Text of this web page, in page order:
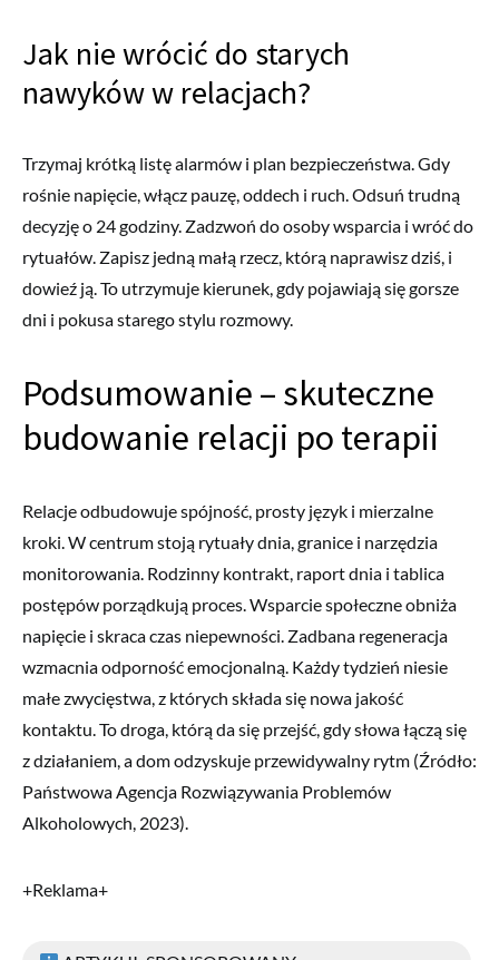
Jak nie wrócić do starych
nawyków w relacjach?
Trzymaj krótką listę alarmów i plan bezpieczeństwa. Gdy
rośnie napięcie, włącz pauzę, oddech i ruch. Odsuń trudną
decyzję o 24 godziny. Zadzwoń do osoby wsparcia i wróć do
rytuałów. Zapisz jedną małą rzecz, którą naprawisz dziś, i
dowieź ją. To utrzymuje kierunek, gdy pojawiają się gorsze
dni i pokusa starego stylu rozmowy.
Podsumowanie – skuteczne
budowanie relacji po terapii
Relacje odbudowuje spójność, prosty język i mierzalne
kroki. W centrum stoją rytuały dnia, granice i narzędzia
monitorowania. Rodzinny kontrakt, raport dnia i tablica
postępów porządkują proces. Wsparcie społeczne obniża
napięcie i skraca czas niepewności. Zadbana regeneracja
wzmacnia odporność emocjonalną. Każdy tydzień niesie
małe zwycięstwa, z których składa się nowa jakość
kontaktu. To droga, którą da się przejść, gdy słowa łączą się
z działaniem, a dom odzyskuje przewidywalny rytm (Źródło:
Państwowa Agencja Rozwiązywania Problemów
Alkoholowych, 2023).
+Reklama+